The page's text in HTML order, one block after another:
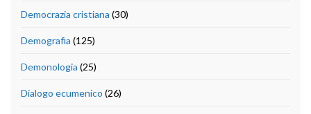
Democrazia cristiana (30)
Demografia (125)
Demonologia (25)
Dialogo ecumenico (26)